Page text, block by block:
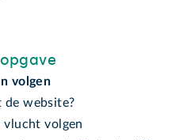
volgen
de website?
vlucht volgen